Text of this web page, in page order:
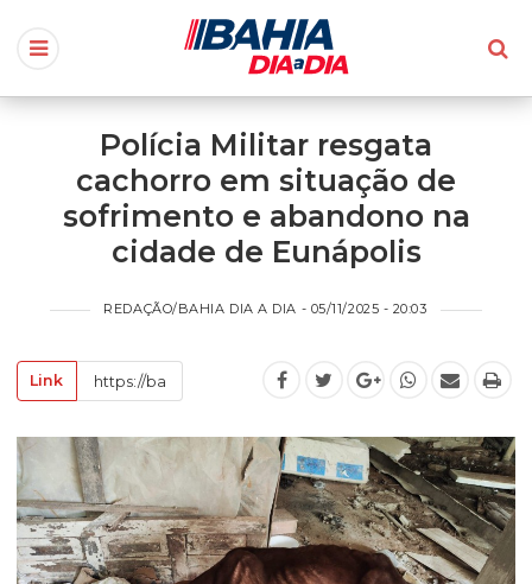
Polícia Militar resgata
cachorro em situação de
sofrimento e abandono na
cidade de Eunápolis
REDAÇÃO/BAHIA DIA A DIA - 05/11/2025 - 20:03
Link